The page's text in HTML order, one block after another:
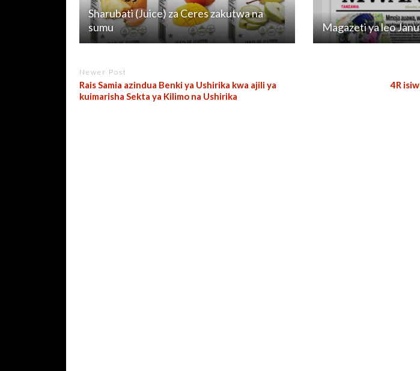
Sharubati (Juice) za Ceres zakutwa na
sumu
Magazeti ya leo
Newer Post
Rais Samia azindua Benki ya Ushirika kwa ajili ya
kuimarisha Sekta ya Kilimo na Ushirika
4R